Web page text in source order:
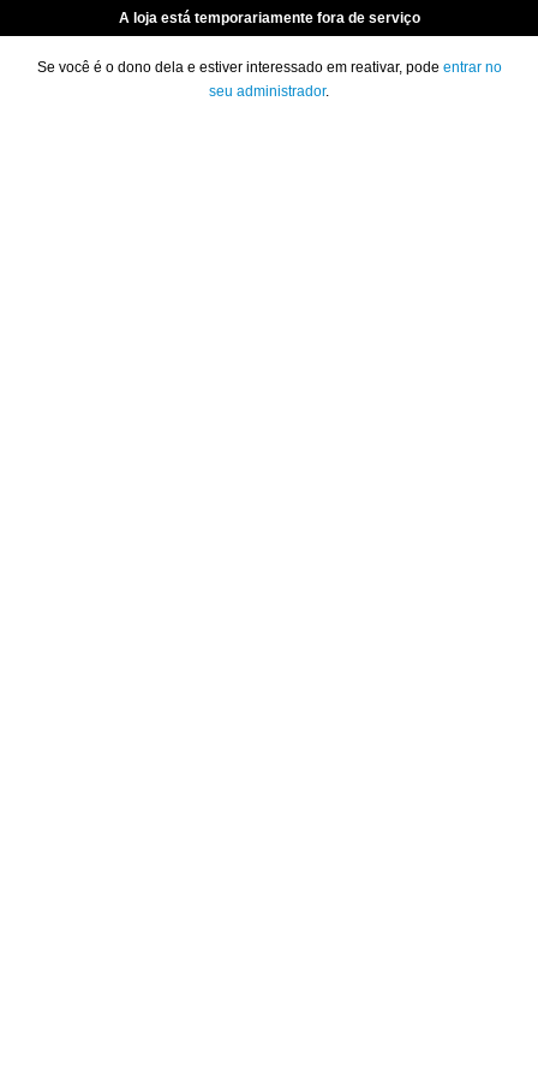
A loja está temporariamente fora de serviço
Se você é o dono dela e estiver interessado em reativar, pode entrar no
seu administrador.